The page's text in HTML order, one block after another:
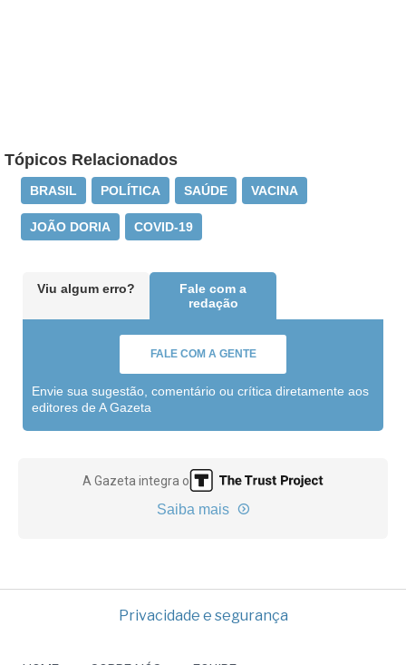
Tópicos Relacionados
BRASIL POLÍTICA SAÚDE VACINA
JOÃO DORIA COVID-19
Viu algum erro?
Fale com a
redação
FALE COM A GENTE
Envie sua sugestão, comentário ou crítica diretamente aos
editores de A Gazeta
A Gazeta integra o
Saiba mais
Privacidade e segurança